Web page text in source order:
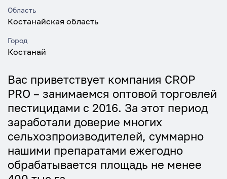
Область
Костанайская область
Город
Костанай
Вас приветствует компания CROP
PRO – занимаемся оптовой торговлей
пестицидами с 2016. За этот период
заработали доверие многих
сельхозпроизводителей, суммарно
нашими препаратами ежегодно
обрабатывается площадь не менее